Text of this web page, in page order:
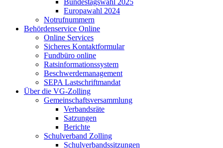
Bundestagswahl 2025
Europawahl 2024
Notrufnummern
Behördenservice Online
Online Services
Sicheres Kontaktformular
Fundbüro online
Ratsinformationssystem
Beschwerdemanagement
SEPA Lastschriftmandat
Über die VG-Zolling
Gemeinschaftsversammlung
Verbandsräte
Satzungen
Berichte
Schulverband Zolling
Schulverbandssitzungen